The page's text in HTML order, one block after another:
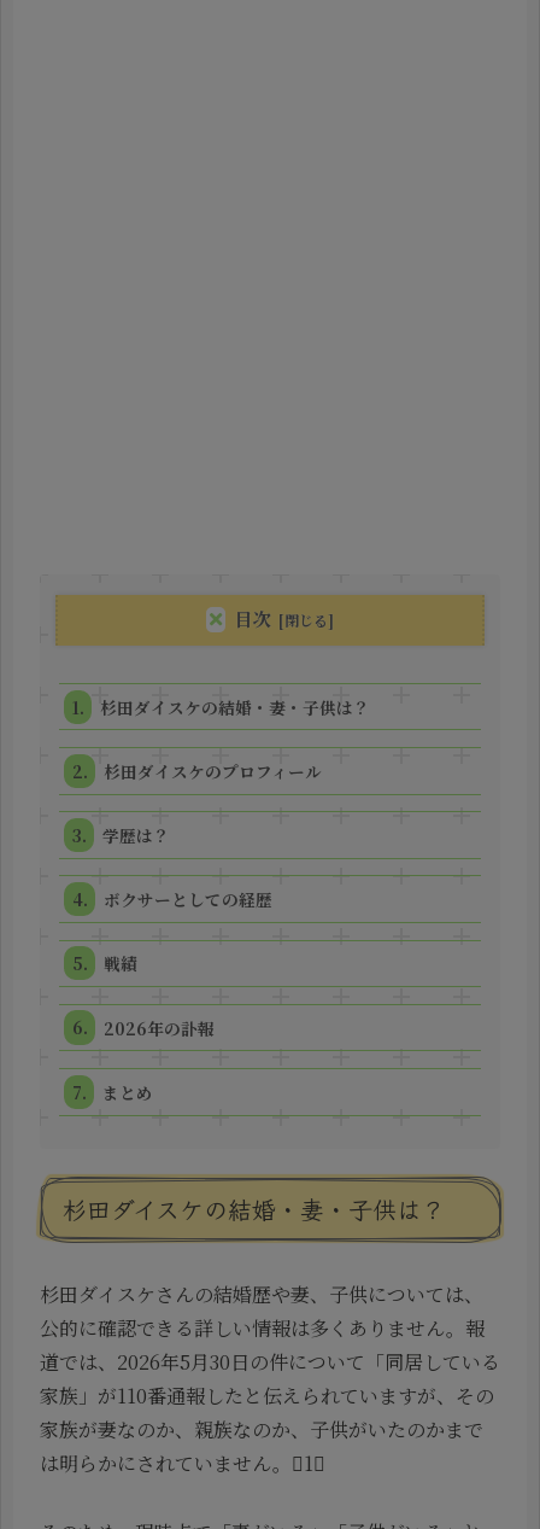
目次
杉田ダイスケの結婚・妻・子供は？
杉田ダイスケのプロフィール
学歴は？
ボクサーとしての経歴
戦績
2026年の訃報
まとめ
杉田ダイスケの結婚・妻・子供は？
杉田ダイスケさんの結婚歴や妻、子供については、
公的に確認できる詳しい情報は多くありません。報
道では、2026年5月30日の件について「同居している
家族」が110番通報したと伝えられていますが、その
家族が妻なのか、親族なのか、子供がいたのかまで
は明らかにされていません。1